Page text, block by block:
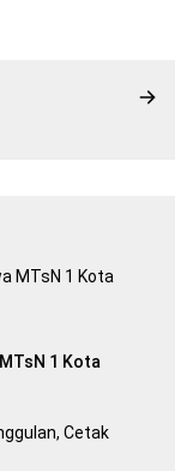
1 Kota